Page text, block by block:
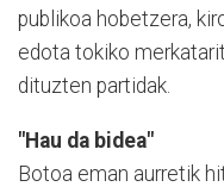
publikoa hobetzera,
edota tokiko
dituzten partidak.
"Hau da bidea"
Botoa eman aurretik